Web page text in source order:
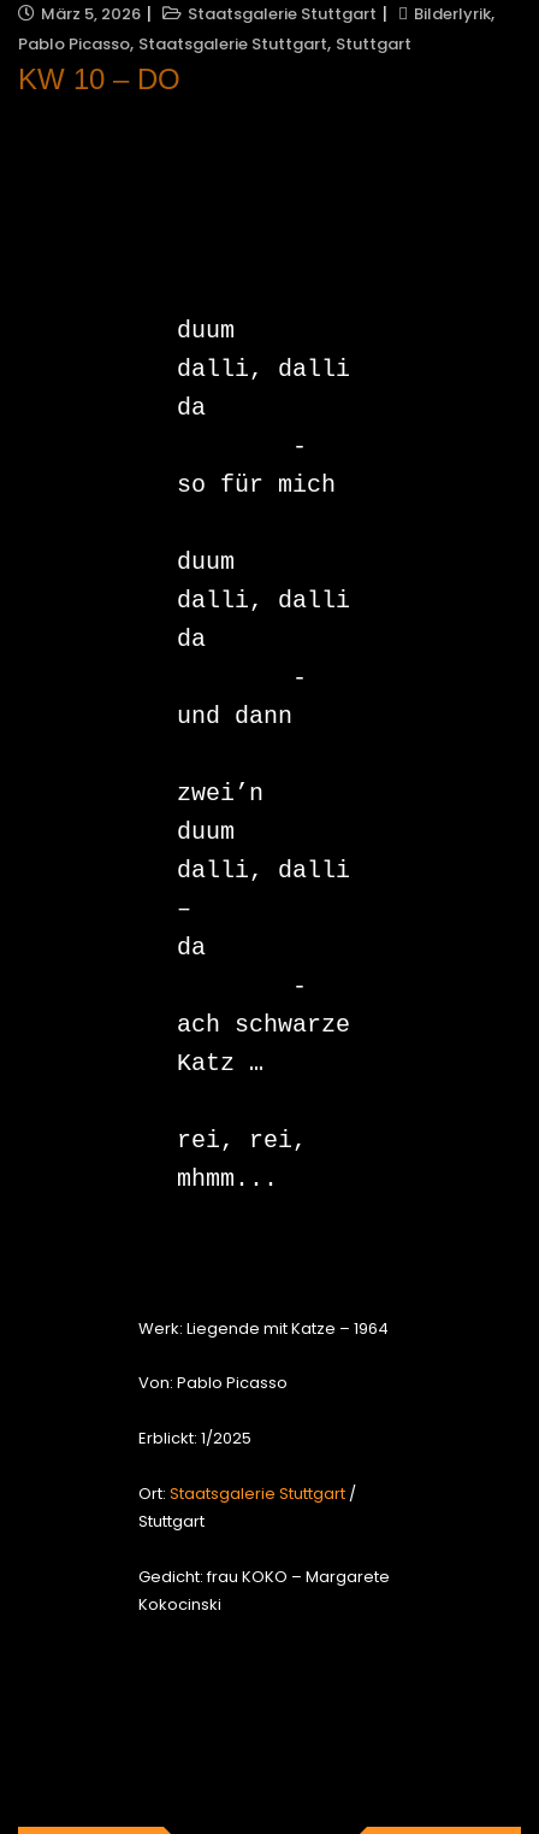
März 5, 2026 Staatsgalerie Stuttgart Bilderlyrik,
Pablo Picasso, Staatsgalerie Stuttgart, Stuttgart
KW 10 – DO
duum
dalli, dalli
da
so für mich
duum
dalli, dalli
da
und dann
zwei’n
duum
dalli, dalli
–
da
ach schwarze
Katz …
rei, rei,
mhmm...
Werk: Liegende mit Katze – 1964
Von: Pablo Picasso
Erblickt: 1/2025
Ort: Staatsgalerie Stuttgart /
Stuttgart
Gedicht: frau KOKO – Margarete
Kokocinski